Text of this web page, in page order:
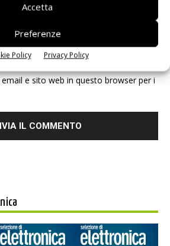
Accetta
Preferenze
Policy Privacy Policy
e sito web in questo browser per i